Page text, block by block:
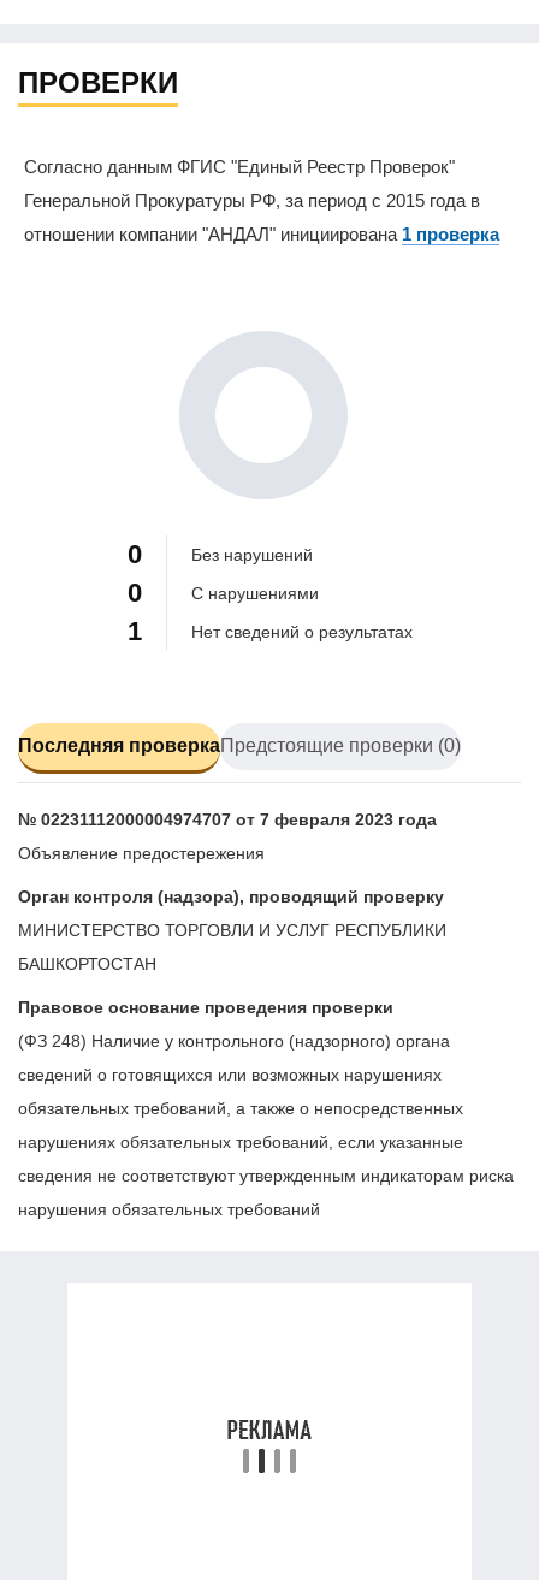
ПРОВЕРКИ
Согласно данным ФГИС "Единый Реестр Проверок"
Генеральной Прокуратуры РФ, за период с 2015 года в
отношении компании "АНДАЛ" инициирована 1 проверка
0
0
1
Без нарушений
С нарушениями
Нет сведений о результатах
Последняя проверкаПредстоящие проверки (0)
№ 02231112000004974707 от 7 февраля 2023 года
Объявление предостережения
Орган контроля (надзора), проводящий проверку
МИНИСТЕРСТВО ТОРГОВЛИ И УСЛУГ РЕСПУБЛИКИ
БАШКОРТОСТАН
Правовое основание проведения проверки
(ФЗ 248) Наличие у контрольного (надзорного) органа
сведений о готовящихся или возможных нарушениях
обязательных требований, а также о непосредственных
нарушениях обязательных требований, если указанные
сведения не соответствуют утвержденным индикаторам риска
нарушения обязательных требований